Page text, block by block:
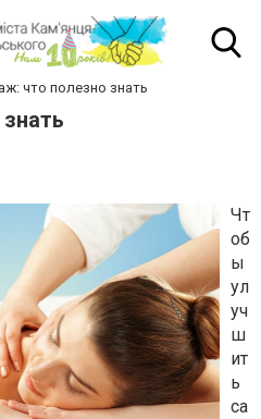
что полезно знать
Чт
об
ы
ул
уч
ш
ит
ь
са